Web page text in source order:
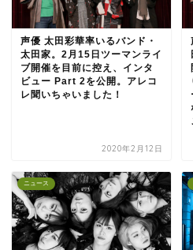
声優 太田彩華率いるバンド・
太田家。2月15日ツーマンライ
ブ開催を目前に控え、インタ
ビュー Part 2を公開。アレコ
レ聞いちゃいました！
2020年2月12日
ニュース